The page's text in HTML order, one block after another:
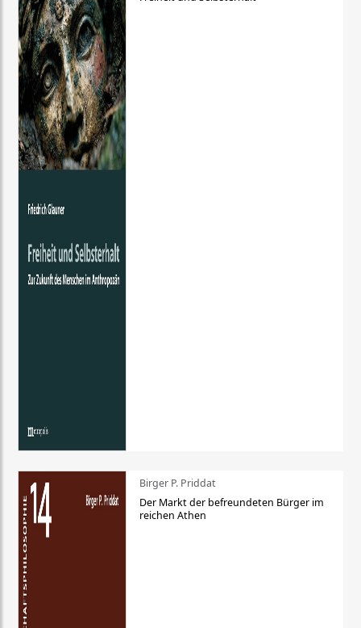
Birger P. Priddat
Der Markt der befreundeten Bürger im
reichen Athen